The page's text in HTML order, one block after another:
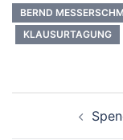
BERND
KLAUSURTAGUNG
Navigation